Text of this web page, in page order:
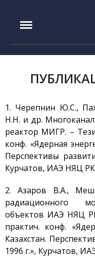
IAE.KZ
1. Черепнин Ю.С.,
Н.Н. и др.
реактор МИГР. –
конф. «Ядерная
Перспективы
Курчатов, ИАЭ НЯЦ РК,
2. Азаров В.А.,
радиационного
объектов ИАЭ НЯЦ
практич. конф.
Казахстан.
1996 г.», Курчатов,